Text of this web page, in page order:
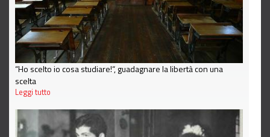
“Ho scelto io cosa studiare!“, guadagnare la libertà con una
scelta
Leggi tutto